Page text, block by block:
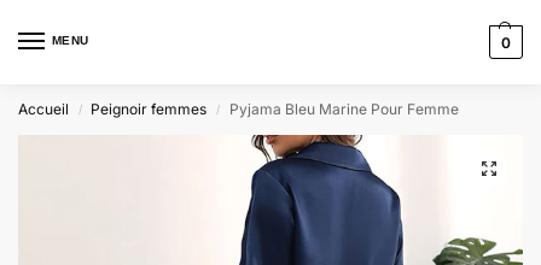
MENU 0
Accueil / Peignoir femmes / Pyjama Bleu Marine Pour Femme